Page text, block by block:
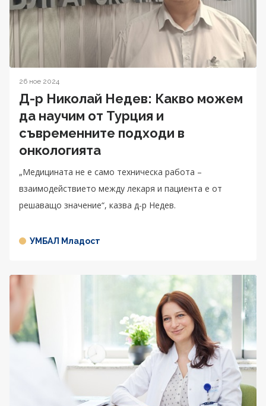
26 ное 2024
Д-р Николай Недев: Какво можем
да научим от Турция и
съвременните подходи в
онкологията
„Медицината не е само техническа работа –
взаимодействието между лекаря и пациента е от
решаващо значение“, казва д-р Недев.
УМБАЛ Младост